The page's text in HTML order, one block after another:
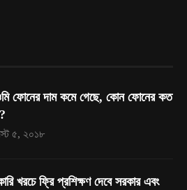
ফোনের দাম কমে গেছে, কোন ফোনের কত
৫, ২০১৮
খরচে ফ্রি প্রশিক্ষণ দেবে সরকার এবং